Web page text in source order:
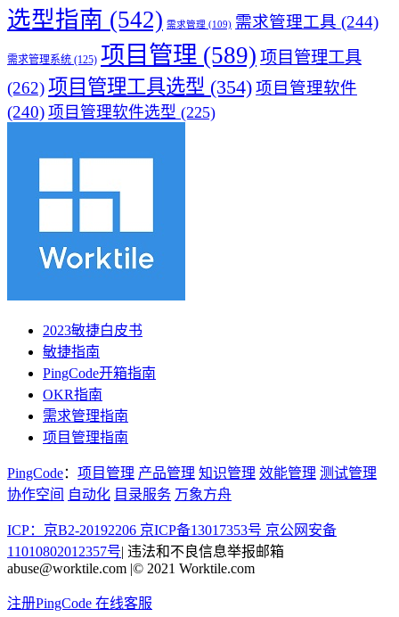
选型指南 (542) 需求管理 (109) 需求管理工具 (244)
需求管理系统 (125) 项目管理 (589) 项目管理工具
(262)项目管理工具选型 (354) 项目管理软件
(240) 项目管理软件选型 (225)
2023敏捷白皮书
敏捷指南
PingCode开箱指南
OKR指南
需求管理指南
项目管理指南
PingCode： 项目管理 产品管理 知识管理 效能管理 测试管理
协作空间 自动化 目录服务 万象方舟
ICP：京B2-20192206 京ICP备13017353号 京公网安备
11010802012357号| 违法和不良信息举报邮箱
abuse@worktile.com |© 2021 Worktile.com
注册PingCode 在线客服